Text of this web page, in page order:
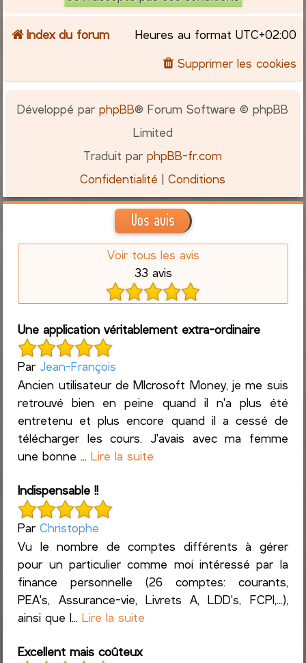
Index du forum Heures au format UTC+02:00
Supprimer les cookies
Développé parphpBB® Forum Software © phpBB
Limited
Traduit parphpBB-fr.com
Confidentialité |Conditions
Vos avis
Voir tous les avis
33 avis
Une application véritablement extra-ordinaire
Par Jean-François
Ancien utilisateur de MIcrosoft Money, je me suis
retrouvé bien en peine quand il n'a plus été
entretenu et plus encore quand il a cessé de
télécharger les cours. J'avais avec ma femme
une bonne ...Lire la suite
Indispensable !!
ParChristophe
Vu le nombre de comptes différents à gérer
pour un particulier comme moi intéressé par la
finance personnelle (26 comptes: courants,
PEA's, Assurance-vie, Livrets A, LDD's, FCPI,...),
ainsi que l...Lire la suite
Excellent mais coûteux